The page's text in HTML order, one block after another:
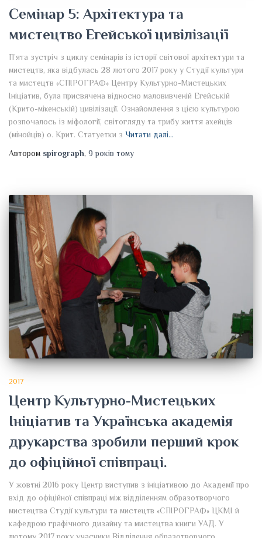
Семінар 5: Архітектура та
мистецтво Егейської цивілізації
П’ята зустріч з циклу семінарів із історії світової архітектури та
мистецтв, яка відбулась 28 лютого 2017 року у Студії культури
та мистецтв «СПІРОГРАФ» Центру Культурно-Мистецьких
Ініціатив, була присвячена відносно маловивченій Егейській
(Крито-мікенській) цивілізації. Ознайомлення з цією культурою
розпочалось із міфології, світогляду та трибу життя ахейців
(мінойців) о. Крит. Статуетки з Читати далі…
Автором spirograph, 9 років тому
2017
Центр Культурно-Мистецьких
Ініціатив та Українська академія
друкарства зробили перший крок
до офіційної співпраці.
У жовтні 2016 року Центр виступив з ініціативою до Академії про
вхід до офіційної співпраці між відділенням образотворчого
мистецтва Студії культури та мистецтв «СПІРОГРАФ» ЦКМІ й
кафедрою графічного дизайну та мистецтва книги УАД. У